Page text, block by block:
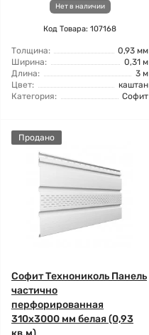
Нет в наличии
Код Товара: 107168
Толщина:
0,93 мм
Ширина:
0,31 м
Длина:
3 м
Цвет:
каштан
Категория:
Софит
Продано
Софит Технониколь Панель
частично
перфорированная
310х3000 мм белая (0,93